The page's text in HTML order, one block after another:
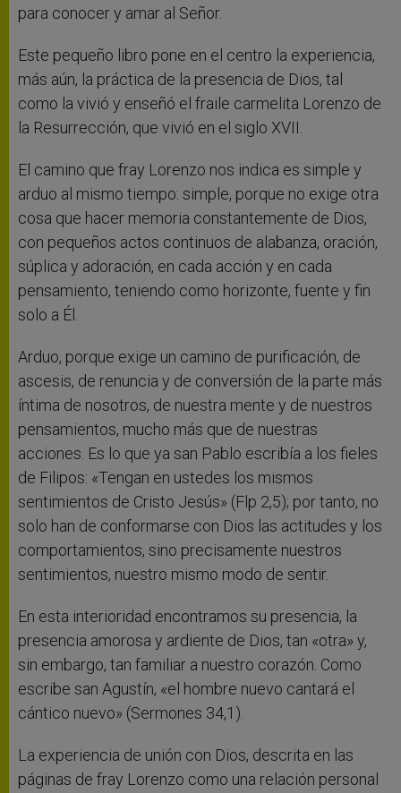
para conocer y amar al Señor.
Este pequeño libro pone en el centro la experiencia,
más aún, la práctica de la presencia de Dios, tal
como la vivió y enseñó el fraile carmelita Lorenzo de
la Resurrección, que vivió en el siglo XVII.
El camino que fray Lorenzo nos indica es simple y
arduo al mismo tiempo: simple, porque no exige otra
cosa que hacer memoria constantemente de Dios,
con pequeños actos continuos de alabanza, oración,
súplica y adoración, en cada acción y en cada
pensamiento, teniendo como horizonte, fuente y fin
solo a Él.
Arduo, porque exige un camino de purificación, de
ascesis, de renuncia y de conversión de la parte más
íntima de nosotros, de nuestra mente y de nuestros
pensamientos, mucho más que de nuestras
acciones. Es lo que ya san Pablo escribía a los fieles
de Filipos: «Tengan en ustedes los mismos
sentimientos de Cristo Jesús» (Flp 2,5); por tanto, no
solo han de conformarse con Dios las actitudes y los
comportamientos, sino precisamente nuestros
sentimientos, nuestro mismo modo de sentir.
En esta interioridad encontramos su presencia, la
presencia amorosa y ardiente de Dios, tan «otra» y,
sin embargo, tan familiar a nuestro corazón. Como
escribe san Agustín, «el hombre nuevo cantará el
cántico nuevo» (Sermones 34,1).
La experiencia de unión con Dios, descrita en las
páginas de fray Lorenzo como una relación personal